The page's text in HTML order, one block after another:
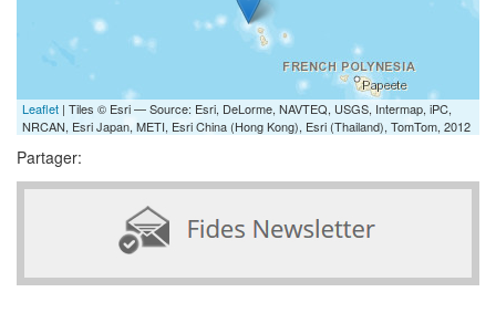
Leaflet | Tiles © Esri — Source: Esri, DeLorme, NAVTEQ, USGS, Intermap, iPC,
NRCAN, Esri Japan, METI, Esri China (Hong Kong), Esri (Thailand), TomTom, 2012
Partager: